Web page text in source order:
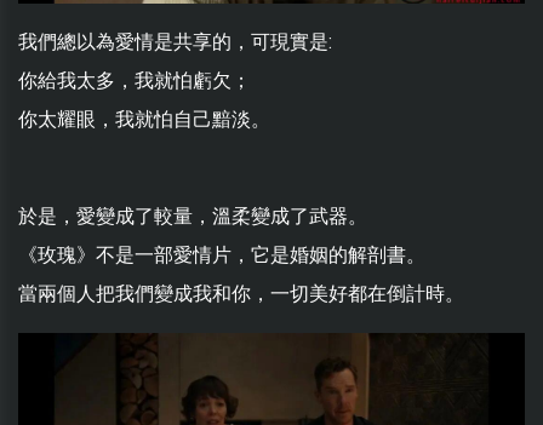
我們總以為愛情是共享的，可現實是:
你給我太多，我就怕虧欠；
你太耀眼，我就怕自己黯淡。
於是，愛變成了較量，溫柔變成了武器。
《玫瑰》不是一部愛情片，它是婚姻的解剖書。
當兩個人把我們變成我和你，一切美好都在倒計時。